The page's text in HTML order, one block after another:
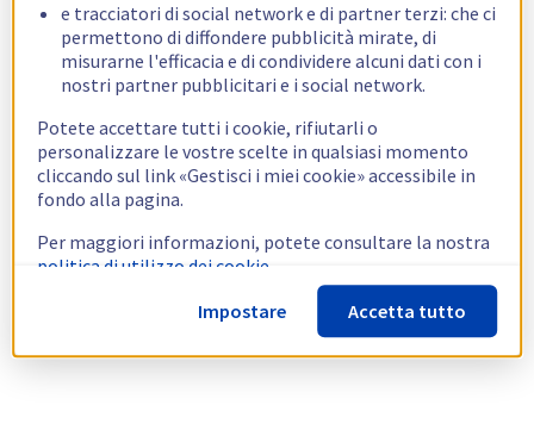
e tracciatori di social network e di partner terzi: che ci
permettono di diffondere pubblicità mirate, di
misurarne l'efficacia e di condividere alcuni dati con i
nostri partner pubblicitari e i social network.
Potete accettare tutti i cookie, rifiutarli o
personalizzare le vostre scelte in qualsiasi momento
cliccando sul link «Gestisci i miei cookie» accessibile in
fondo alla pagina.
Per maggiori informazioni, potete consultare la nostra
politica di utilizzo dei cookie.
Impostare
Accetta tutto